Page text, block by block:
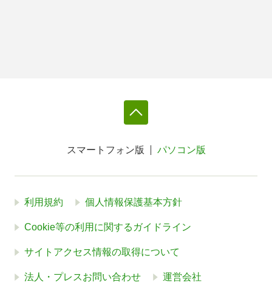
スマートフォン版 パソコン版
利用規約 個人情報保護基本方針
Cookie等の利用に関するガイドライン
サイトアクセス情報の取得について
法人・プレスお問い合わせ 運営会社